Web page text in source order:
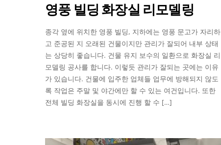
영풍 빌딩 화장실 리모델링
종각 옆에 위치한 영풍 빌딩, 지하에는 영풍 문고가 자리하
고 준공된 지 오래된 건물이지만 관리가 잘되어 내부 상태
는 상당히 좋습니다. 건물 유지 보수의 일환으로 화장실 리
모델링 공사를 합니다. 이렇듯 관리가 잘되는 곳에는 이유
가 있습니다. 건물에 입주한 업체들 업무에 방해되지 않도
록 작업은 주말 및 야간에만 할 수 있는 여건입니다. 또한
전체 빌딩 화장실을 동시에 진행 할 수 […]